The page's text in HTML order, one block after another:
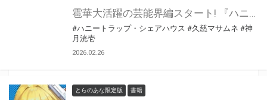
#ハニートラップ・シェアハウス #久慈マサムネ #神
月洸壱
2026.02.26
とらのあな限定版 書籍